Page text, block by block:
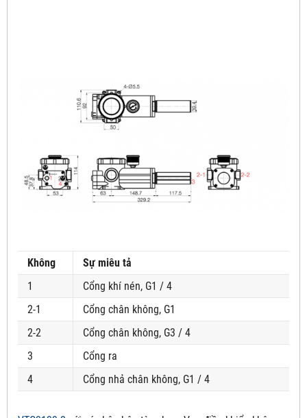
Không
Sự miêu tả
1
Cổng khí nén, G1 / 4
2-1
Cổng chân không, G1
2-2
Cổng chân không, G3 / 4
3
Cổng ra
4
Cổng nhả chân không, G1 / 4